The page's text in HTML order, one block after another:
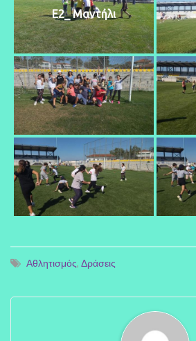
Ε2_ Μαντήλι
Αθλητισμός, Δράσεις